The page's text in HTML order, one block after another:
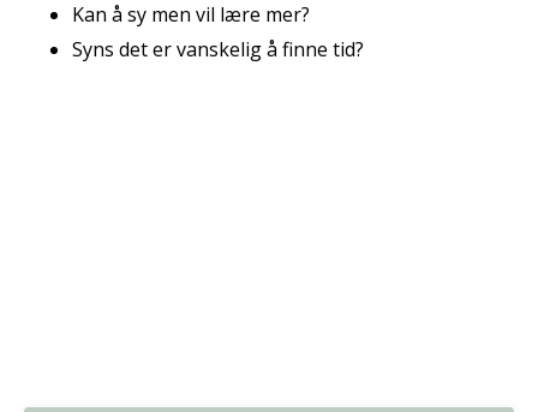
Kan å sy men vil lære mer?
Syns det er vanskelig å finne tid?